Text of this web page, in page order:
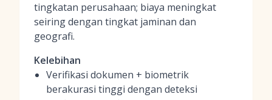
tingkatan perusahaan; biaya meningkat
seiring dengan tingkat jaminan dan
geografi.
Kelebihan
Verifikasi dokumen + biometrik
berakurasi tinggi dengan deteksi